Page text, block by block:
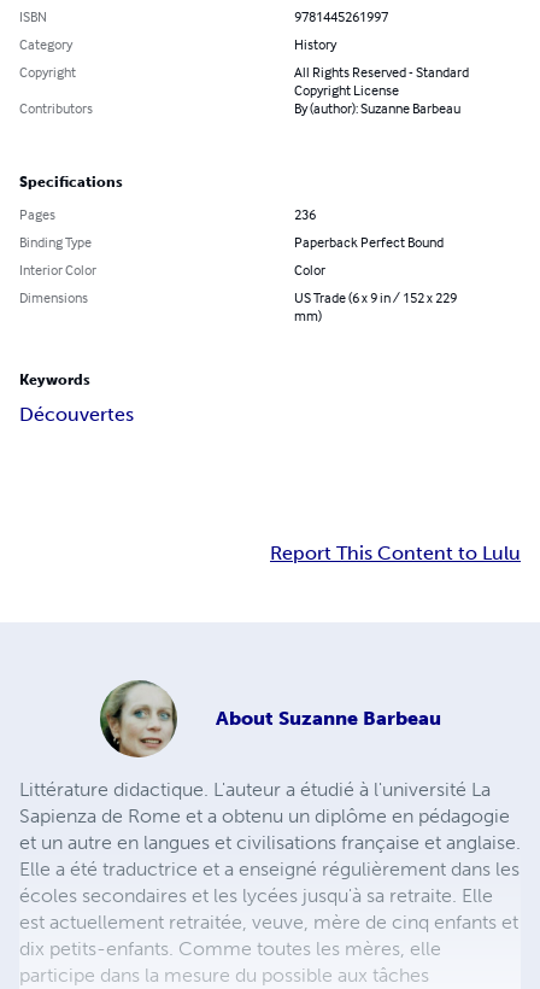
ISBN
9781445261997
Category
History
Copyright
All Rights Reserved - Standard
Copyright License
Contributors
By (author): Suzanne Barbeau
Specifications
Pages
236
Binding Type
Paperback Perfect Bound
Interior Color
Color
Dimensions
US Trade (6 x 9 in / 152 x 229
mm)
Keywords
Découvertes
Report This Content to Lulu
About Suzanne Barbeau
Littérature didactique. L'auteur a étudié à l'université La
Sapienza de Rome et a obtenu un diplôme en pédagogie
et un autre en langues et civilisations française et anglaise.
Elle a été traductrice et a enseigné régulièrement dans les
écoles secondaires et les lycées jusqu'à sa retraite. Elle
est actuellement retraitée, veuve, mère de cinq enfants et
dix petits-enfants. Comme toutes les mères, elle
participe dans la mesure du possible aux tâches